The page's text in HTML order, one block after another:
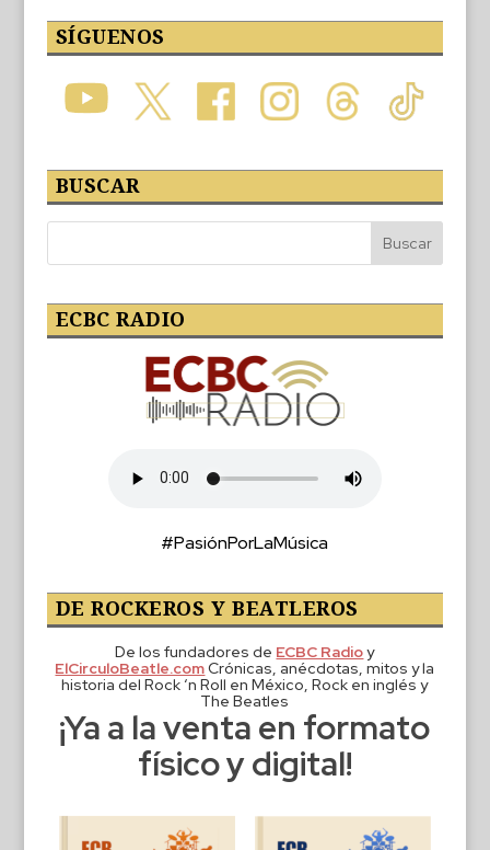
SÍGUENOS
BUSCAR
ECBC RADIO
#PasiónPorLaMúsica
DE ROCKEROS Y BEATLEROS
De los fundadores de ECBC Radioy
ElCirculoBeatle.comCrónicas, anécdotas, mitos y la
historia del Rock ‘n Roll en México, Rock en inglés y
The Beatles
¡Ya a la venta en formato
físico y digital!